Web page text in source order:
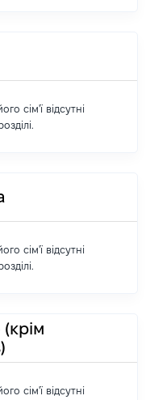
сім'ї відсутні
сім'ї відсутні
сім'ї відсутні